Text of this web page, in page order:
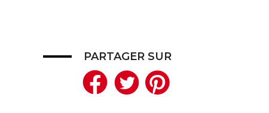
PARTAGER SUR
Facebook
Twitter